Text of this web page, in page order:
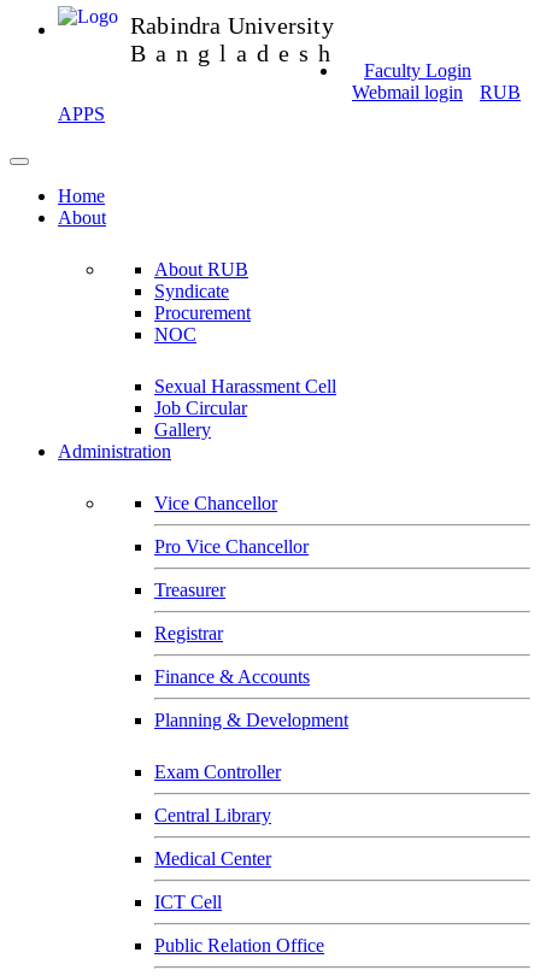
Rabindra University
Bangladesh
Faculty Login
Webmail login
RUB
APPS
Home
About
About RUB
Syndicate
Procurement
NOC
Sexual Harassment Cell
Job Circular
Gallery
Administration
Vice Chancellor
Pro Vice Chancellor
Treasurer
Registrar
Finance & Accounts
Planning & Development
Exam Controller
Central Library
Medical Center
ICT Cell
Public Relation Office